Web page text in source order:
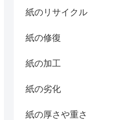
紙のリサイクル
紙の修復
紙の加工
紙の劣化
紙の厚さや重さ